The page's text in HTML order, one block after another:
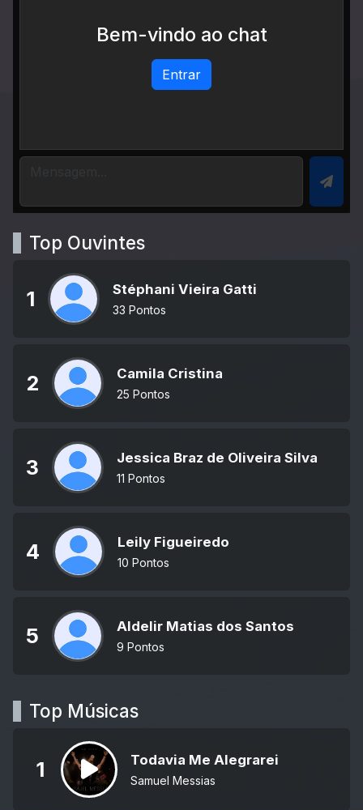
Bem-vindo ao chat
Entrar
Top Ouvintes
1 Stéphani Vieira Gatti
33 Pontos
2 Camila Cristina
25 Pontos
3 Jessica Braz de Oliveira Silva
11 Pontos
4 Leily Figueiredo
10 Pontos
5 Aldelir Matias dos Santos
9 Pontos
Top Músicas
1 Todavia Me Alegrarei
Samuel Messias